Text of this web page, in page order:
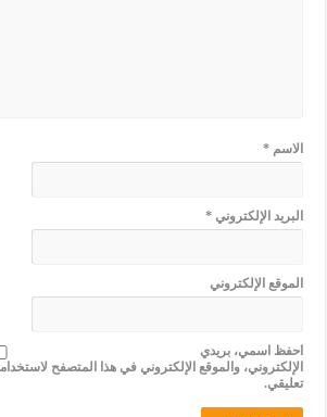
الاسم*
البريد الإلكتروني*
الموقع الإلكتروني
احفظ اسمي، بريدي
الإلكتروني، والموقع الإلكتروني في هذا المتصفح
تعليقي.